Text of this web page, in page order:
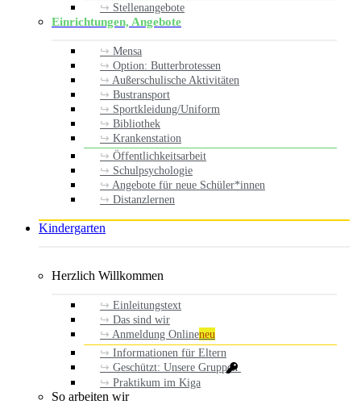
Stellenangebote
Einrichtungen, Angebote
Mensa
Option: Butterbrotessen
Außerschulische Aktivitäten
Bustransport
Sportkleidung/Uniform
Bibliothek
Krankenstation
Öffentlichkeitsarbeit
Schulpsychologie
Angebote für neue Schüler*innen
Distanzlernen
Kindergarten
Herzlich Willkommen
Einleitungstext
Das sind wir
Anmeldung Onlineneu
Informationen für Eltern
Geschützt: Unsere Gruppen
Praktikum im Kiga
So arbeiten wir